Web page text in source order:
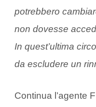
potrebbero
non dovesse
In quest’ultima
da escludere un
Continua l’agente